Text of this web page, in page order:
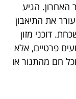
האחרון. הגיע
את התיאבון
דוכני מזון
פרטיים, אלא
חם מהתנור או